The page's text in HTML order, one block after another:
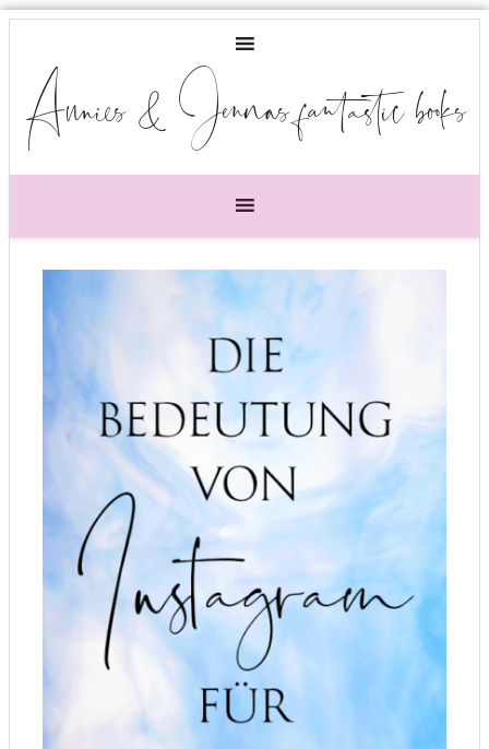
Annies & Jennas fantastic books